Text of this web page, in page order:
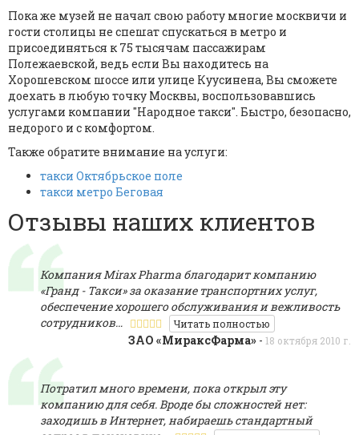
Пока же музей не начал свою работу многие москвичи и
гости столицы не спешат спускаться в метро и
присоединяться к 75 тысячам пассажирам
Полежаевской, ведь если Вы находитесь на
Хорошевском шоссе или улице Куусинена, Вы сможете
доехать в любую точку Москвы, воспользовавшись
услугами компании "Народное такси". Быстро, безопасно,
недорого и с комфортом.
Также обратите внимание на услуги:
такси Октябрьское поле
такси метро Беговая
Отзывы наших клиентов
Компания Mirах Pharma благодарит компанию
«Гранд - Такси» за оказание транспортних услуг,
обеспечение хорошего обслуживания и вежливость
сотрудников…
Читать полностью
ЗАО «МираксФарма» - 18 октября 2010 г.
Потратил много времени, пока открыл эту
компанию для себя. Вроде бы сложностей нет:
заходишь в Интернет, набираешь стандартный